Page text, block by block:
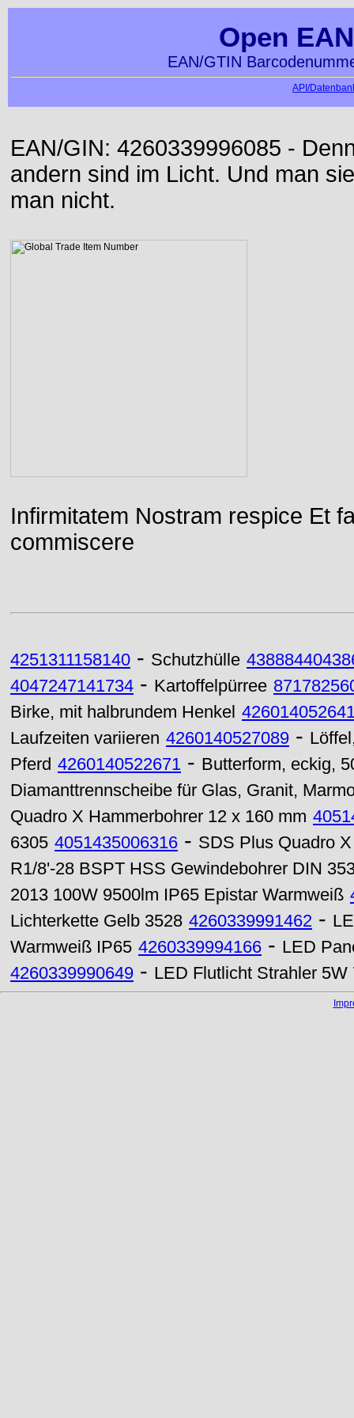
Open
EAN/GTIN
API/
EAN/GIN: 4260339996085 -
andern sind im Licht. Und man
man nicht.
Infirmitatem Nostram respice Et
commiscere
4251311158140 - Schutzhülle
4047247141734 - Kartoffelpürree
Birke, mit halbrundem Henkel
Laufzeiten variieren 4260140527089 -
Pferd 4260140522671 - Butterform, eckig,
Diamanttrennscheibe für Glas, Granit,
Quadro X Hammerbohrer 12 x 160 mm
6305 4051435006316 - SDS Plus Quadro
R1/8'-28 BSPT HSS Gewindebohrer DIN
2013 100W 9500lm IP65 Epistar Warmweiß
Lichterkette Gelb 3528 4260339991462 -
Warmweiß IP65 4260339994166 - LED
4260339990649 - LED Flutlicht Strahler